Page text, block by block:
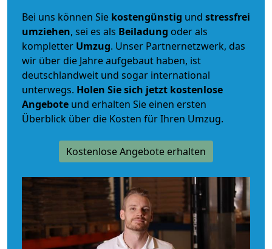
Bei uns können Sie kostengünstig und stressfrei
umziehen, sei es als Beiladung oder als
kompletter Umzug. Unser Partnernetzwerk, das
wir über die Jahre aufgebaut haben, ist
deutschlandweit und sogar international
unterwegs. Holen Sie sich jetzt kostenlose
Angebote und erhalten Sie einen ersten
Überblick über die Kosten für Ihren Umzug.
Kostenlose Angebote erhalten